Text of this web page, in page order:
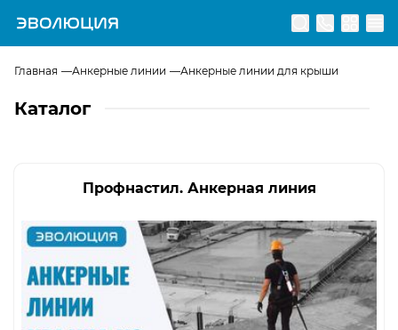
Перейти на главную страницу
Главная Анкерные линии Анкерные линии для крыши
Каталог
Профнастил. Анкерная линия